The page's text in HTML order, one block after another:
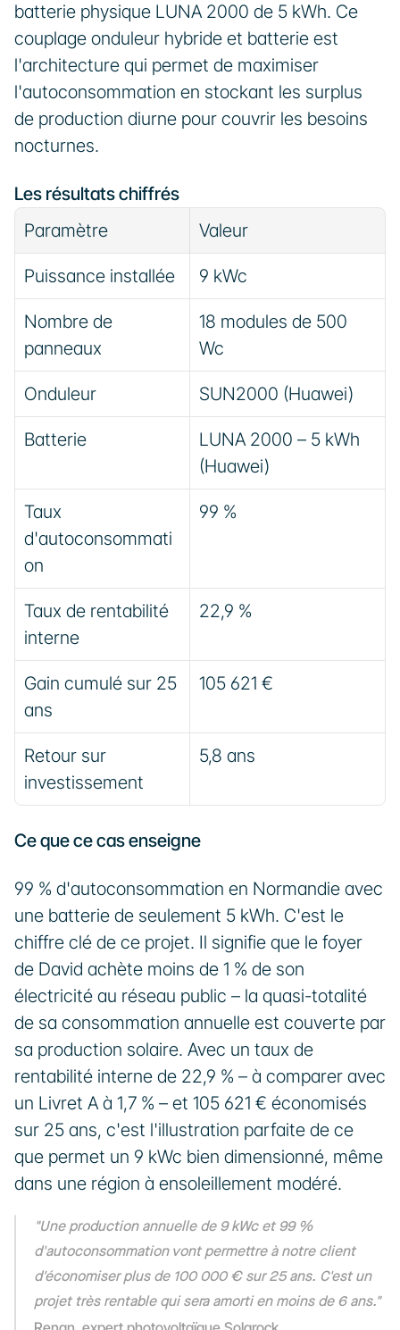
batterie physique LUNA 2000 de 5 kWh. Ce
couplage onduleur hybride et batterie est
l'architecture qui permet de maximiser
l'autoconsommation en stockant les surplus
de production diurne pour couvrir les besoins
nocturnes.
Les résultats chiffrés
Paramètre
Valeur
Puissance installée 9 kWc
Nombre de
panneaux
18 modules de 500
Wc
Onduleur SUN2000 (Huawei)
Batterie
LUNA 2000 – 5 kWh
(Huawei)
Taux
d'autoconsommati
on
99 %
Taux de rentabilité
interne
22,9 %
Gain cumulé sur 25
ans
105 621 €
Retour sur
investissement
5,8 ans
Ce que ce cas enseigne
99 % d'autoconsommation en Normandie avec
une batterie de seulement 5 kWh. C'est le
chiffre clé de ce projet. Il signifie que le foyer
de David achète moins de 1 % de son
électricité au réseau public – la quasi-totalité
de sa consommation annuelle est couverte par
sa production solaire. Avec un taux de
rentabilité interne de 22,9 % – à comparer avec
un Livret A à 1,7 % – et 105 621 € économisés
sur 25 ans, c'est l'illustration parfaite de ce
que permet un 9 kWc bien dimensionné, même
dans une région à ensoleillement modéré.
"Une production annuelle de 9 kWc et 99 %
d'autoconsommation vont permettre à notre client
d'économiser plus de 100 000 € sur 25 ans. C'est un
projet très rentable qui sera amorti en moins de 6 ans."